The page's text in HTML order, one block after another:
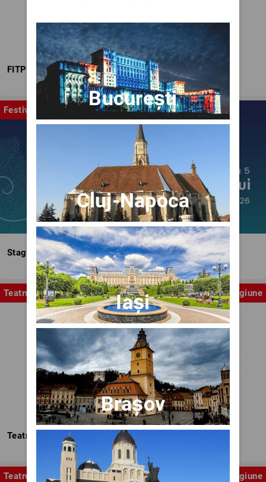
FITPTI
Festival
Stagiunea Estivală a Artelor Spectacolului
Teatru Stagiune
Teatrul Nottara
Teatru Stagiune
București
Cluj-Napoca
Iași
Brașov